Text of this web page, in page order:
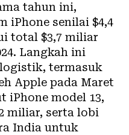
tahun ini,
iPhone senilai $4,4
total $3,7 miliar
Langkah ini
termasuk
Apple pada Maret
iPhone model 13,
miliar, serta lobi
India untuk